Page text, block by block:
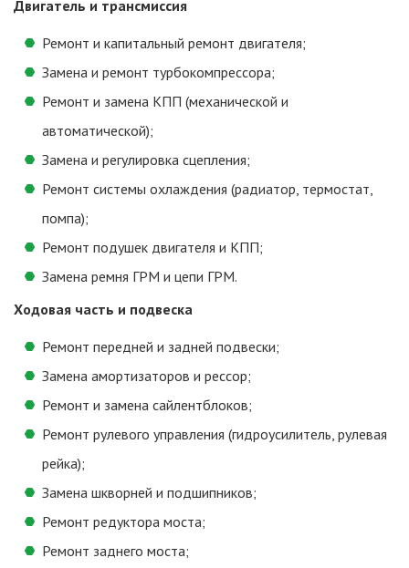
Двигатель и трансмиссия
Ремонт и капитальный ремонт двигателя;
Замена и ремонт турбокомпрессора;
Ремонт и замена КПП (механической и
автоматической);
Замена и регулировка сцепления;
Ремонт системы охлаждения (радиатор, термостат,
помпа);
Ремонт подушек двигателя и КПП;
Замена ремня ГРМ и цепи ГРМ.
Ходовая часть и подвеска
Ремонт передней и задней подвески;
Замена амортизаторов и рессор;
Ремонт и замена сайлентблоков;
Ремонт рулевого управления (гидроусилитель, рулевая
рейка);
Замена шкворней и подшипников;
Ремонт редуктора моста;
Ремонт заднего моста;